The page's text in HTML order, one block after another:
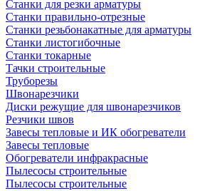
Станки для резки арматуры
Станки правильно-отрезные
Станки резьбонакатные для арматуры
Станки листогибочные
Станки токарные
Тачки строительные
Труборезы
Швонарезчики
Диски режущие для швонарезчиков
Резчики швов
Завесы тепловые и ИК обогреватели
Завесы тепловые
Обогреватели инфракрасные
Пылесосы строительные
Пылесосы строительные